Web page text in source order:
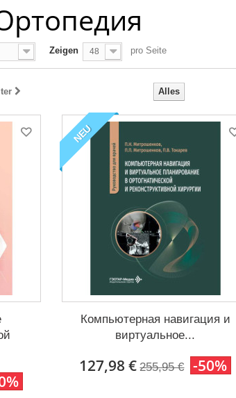
Zeigen 48 pro Seite
Alles
NEU
Компьютерная навигация и
виртуальное...
127,98 € 255,95 € -50%